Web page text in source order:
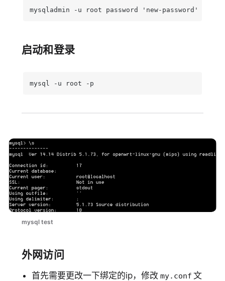
mysqladmin -u root password 'new-password'
启动和登录
mysql -u root -p
mysql test
外网访问
首先需要更改一下绑定的ip，修改 my.conf 文